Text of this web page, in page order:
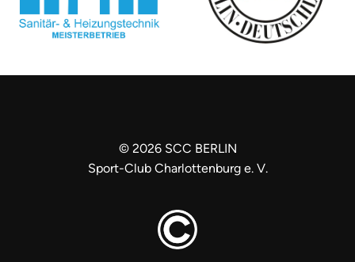
© 2026SCC BERLIN
Sport-Club Charlottenburg e. V.